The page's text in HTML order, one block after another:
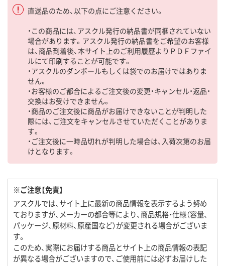
直送品のため、以下の点にご注意ください。
・この商品には、アスクル発行の納品書が同梱されていない
場合があります。アスクル発行の納品書をご希望のお客様
は、商品到着後、本サイト上のご利用履歴よりＰＤＦファイ
ルにて印刷することが可能です。
・アスクルのダンボールもしくは袋でのお届けではありま
せん。
・お客様のご都合によるご注文後の変更・キャンセル・返品・
交換はお受けできません。
・商品のご注文後に商品がお届けできないことが判明した
際には、ご注文をキャンセルさせていただくことがありま
す。
・ご注文後に一時品切れが判明した場合は、入荷次第のお届
けとなります。
※ご注意【免責】
アスクルでは、サイト上に最新の商品情報を表示するよう努め
ておりますが、メーカーの都合等により、商品規格・仕様（容量、
パッケージ、原材料、原産国など）が変更される場合がございま
す。
このため、実際にお届けする商品とサイト上の商品情報の表記
が異なる場合がございますので、ご使用前には必ずお届けした